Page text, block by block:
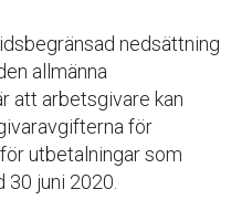
nedsättning
allmänna
att arbetsgivare kan
för
utbetalningar som
juni 2020.